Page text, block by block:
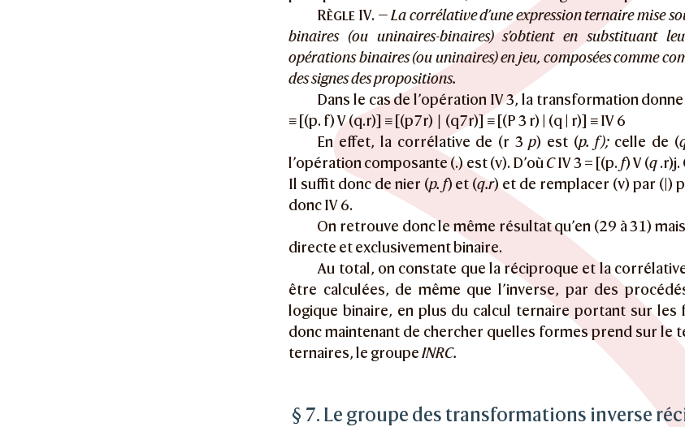
Règle IV. —La corrélative d’une expression ternaire mise
binaires (ou uninaires-binaires) s’obtient en substituant
opérations binaires (ou uninaires) en jeu, composées comme
des signes des propositions.
Dans le cas de l’opération IV 3, la transformation donne
≡ [(p. f) V (q.r)] ≡ [(p7r) ∣ (q7r)] ≡ [(P 3 r) | (q | r)] ≡ IV 6
En effet, la corrélative de (r 3p) est (p. f);celle de (
l’opération composante (.) est (v). D’où CIV 3 = [(p. f) V (q.r)j.
Il suffit donc de nier (p. f) et (q.r) et de remplacer (v) par (|)
donc IV 6.
On retrouve donc le même résultat qu’en (29 à 31)
directe et exclusivement binaire.
Au total, on constate que la réciproque et la
être calculées, de même que l’inverse, par des
logique binaire, en plus du calcul ternaire portant sur les
donc maintenant de chercher quelles formes prend sur le
ternaires, le groupeINRC.
§ 7. Le groupe des transformations inverse